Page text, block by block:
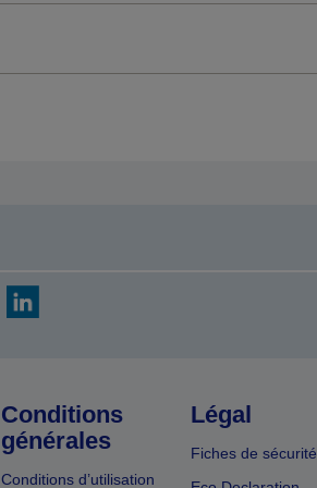
Conditions
générales
Conditions d’utilisation
Légal
Fiches de sécurité